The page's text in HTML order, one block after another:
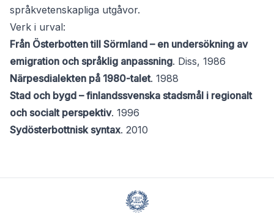
språkvetenskapliga utgåvor.
Verk i urval:
Från Österbotten till Sörmland – en undersökning av
emigration och språklig anpassning. Diss, 1986
Närpesdialekten på 1980-talet. 1988
Stad och bygd – finlandssvenska stadsmål i regionalt
och socialt perspektiv. 1996
Sydösterbottnisk syntax. 2010